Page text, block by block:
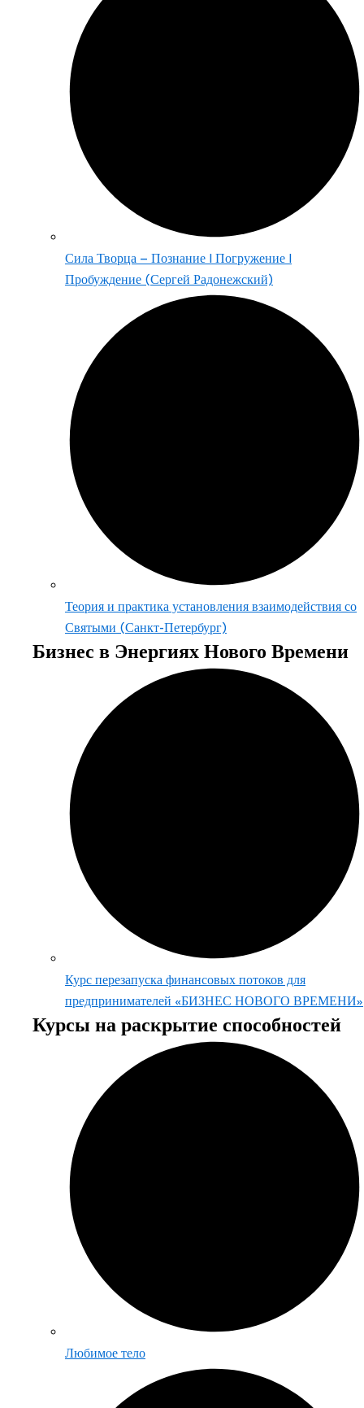
Сила Творца – Познание | Погружение |
Пробуждение (Сергей Радонежский)
Теория и практика установления взаимодействия со
Святыми (Санкт-Петербург)
Бизнес в Энергиях Нового Времени
Курс перезапуска финансовых потоков для
предпринимателей «БИЗНЕС НОВОГО ВРЕМЕНИ»
Курсы на раскрытие способностей
Любимое тело